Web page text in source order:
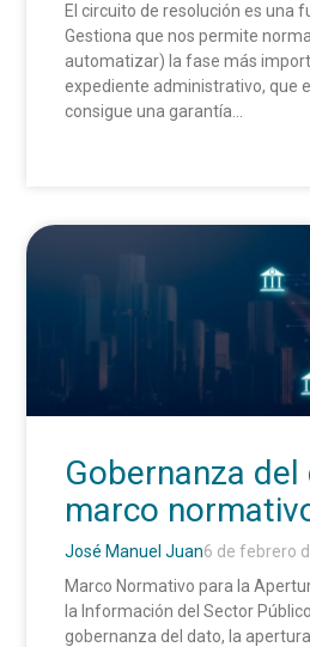
El circuito de resolución es una
Gestiona que nos permite
automatizar) la fase más
expediente administrativo, que
consigue una garantía...
Gobernanza
marco
José Manuel Juan6 de febrero
Marco Normativo para la
la Información del Sector
gobernanza del dato, la